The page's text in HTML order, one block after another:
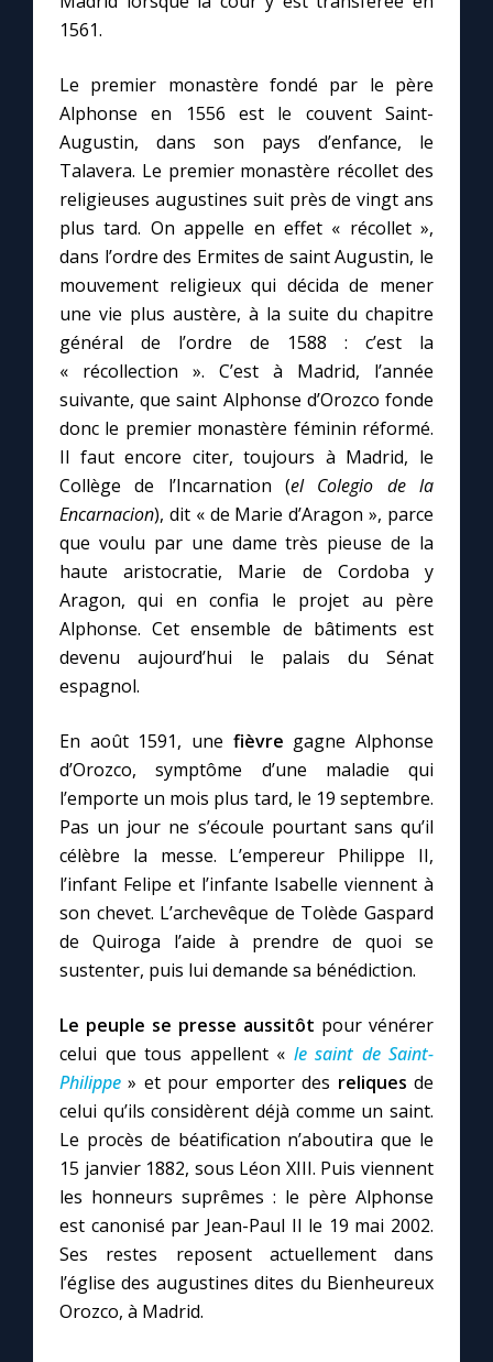
1561.
Le premier monastère fondé par le père
Alphonse en 1556 est le couvent Saint-
Augustin, dans son pays d’enfance, le
Talavera. Le premier monastère récollet des
religieuses augustines suit près de vingt ans
plus tard. On appelle en effet « récollet »,
dans l’ordre des Ermites de saint Augustin, le
mouvement religieux qui décida de mener
une vie plus austère, à la suite du chapitre
général de l’ordre de 1588 : c’est la
« récollection ». C’est à Madrid, l’année
suivante, que saint Alphonse d’Orozco fonde
donc le premier monastère féminin réformé.
Il faut encore citer, toujours à Madrid, le
Collège de l’Incarnation (el Colegio de la
Encarnacion), dit « de Marie d’Aragon », parce
que voulu par une dame très pieuse de la
haute aristocratie, Marie de Cordoba y
Aragon, qui en confia le projet au père
Alphonse. Cet ensemble de bâtiments est
devenu aujourd’hui le palais du Sénat
espagnol.
En août 1591, une fièvre gagne Alphonse
d’Orozco, symptôme d’une maladie qui
l’emporte un mois plus tard, le 19 septembre.
Pas un jour ne s’écoule pourtant sans qu’il
célèbre la messe. L’empereur Philippe II,
l’infant Felipe et l’infante Isabelle viennent à
son chevet. L’archevêque de Tolède Gaspard
de Quiroga l’aide à prendre de quoi se
sustenter, puis lui demande sa bénédiction.
Le peuple se presse aussitôt pour vénérer
celui que tous appellent « le saint de Saint-
Philippe » et pour emporter des reliques de
celui qu’ils considèrent déjà comme un saint.
Le procès de béatification n’aboutira que le
15 janvier 1882, sous Léon XIII. Puis viennent
les honneurs suprêmes : le père Alphonse
est canonisé par Jean-Paul II le 19 mai 2002.
Ses restes reposent actuellement dans
l’église des augustines dites du Bienheureux
Orozco, à Madrid.